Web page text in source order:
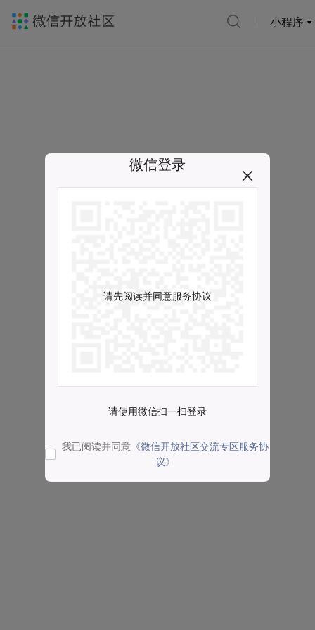
小程序
微信登录
请先阅读并同意服务协议
请使用微信扫一扫登录
我已阅读并同意 《微信开放社区交流专区服务协
议》